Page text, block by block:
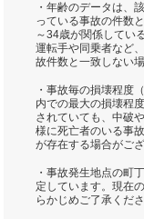
・年齢のデータは、
っている事故の件数
～34歳が関係してい
運転手や同乗者など
故件数と一致しない
・事故毎の損壊程度
内での最大の損壊程
されていても、中破
様に死亡者のいる事
が存在する場合がご
・事故発生地点の町
定しています。現在
らかじめご了承くださ